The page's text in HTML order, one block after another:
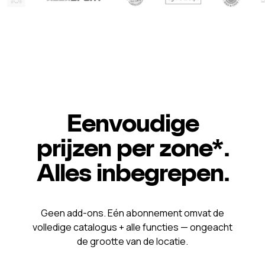
Eenvoudige
prijzen per zone*.
Alles inbegrepen.
Geen add-ons. Eén abonnement omvat de
volledige catalogus + alle functies — ongeacht
de grootte van de locatie.